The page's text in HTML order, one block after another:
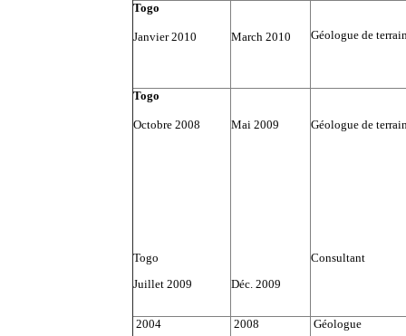
Togo
Janvier 2010 March 2010 Géologue de
Togo
Octobre 2008
Togo
Juillet 2009
Mai 2009
Déc. 2009
Géologue de
Consultant
2004 2008 Géologue